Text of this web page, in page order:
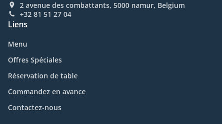
2 avenue des combattants, 5000 namur, Belgium
+32 81 51 27 04
Liens
Menu
Offres Spéciales
Réservation de table
Commandez en avance
Contactez-nous